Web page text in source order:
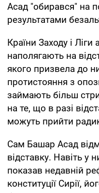
Асад "обирався" на
результатами
Країни Заходу і
наполягають на
якого призвела до
протистояння з
займають більш
на те, що в разі
можуть прийти
Сам Башар Асад
відставку. Навіть у
показав недавній
конституції Сирії,